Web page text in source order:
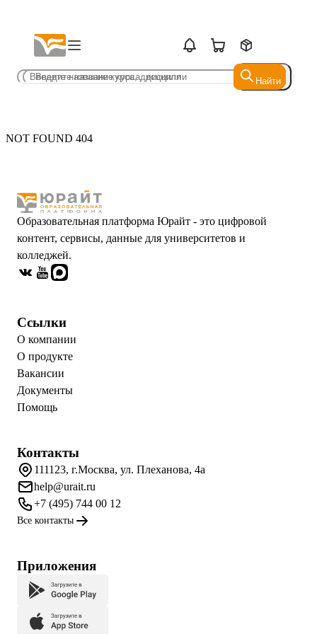
Найти
Найти
NOT FOUND 404
Образовательная платформа Юрайт - это цифровой
контент, сервисы, данные для университетов и
колледжей.
Ссылки
О компании
О продукте
Вакансии
Документы
Помощь
Контакты
111123, г.Москва, ул. Плеханова, 4а
help@urait.ru
+7 (495) 744 00 12
Все контакты
Приложения